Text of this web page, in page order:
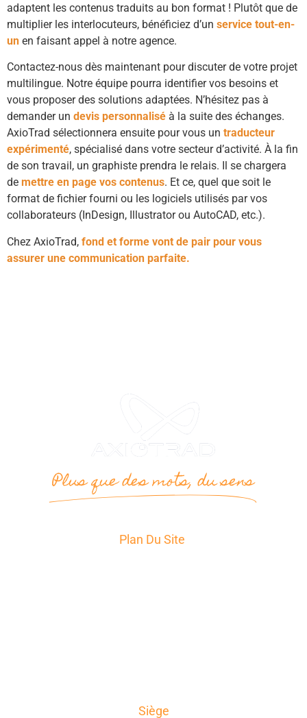
adaptent les contenus traduits au bon format ! Plutôt que de
multiplier les interlocuteurs, bénéficiez d’un service tout-en-
un en faisant appel à notre agence.
Contactez-nous dès maintenant pour discuter de votre projet
multilingue. Notre équipe pourra identifier vos besoins et
vous proposer des solutions adaptées. N’hésitez pas à
demander un devis personnalisé à la suite des échanges.
AxioTrad sélectionnera ensuite pour vous un traducteur
expérimenté, spécialisé dans votre secteur d’activité. À la fin
de son travail, un graphiste prendra le relais. Il se chargera
de mettre en page vos contenus. Et ce, quel que soit le
format de fichier fourni ou les logiciels utilisés par vos
collaborateurs (InDesign, Illustrator ou AutoCAD, etc.).
Chez AxioTrad, fond et forme vont de pair pour vous
assurer une communication parfaite.
Plus que des mots, du sens
Plan Du Site
Siège